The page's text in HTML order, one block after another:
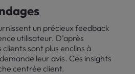
un précieux feedback
utilisateur. D’après
sont plus enclins à
leur avis. Ces insights
centrée client.